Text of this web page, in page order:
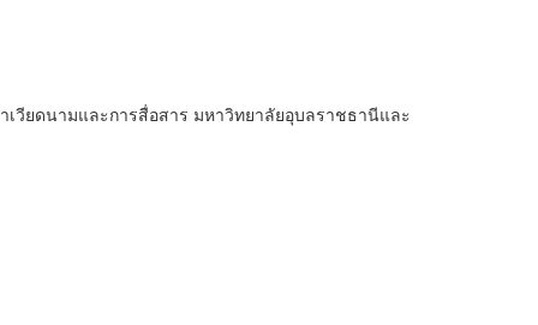
วียดนามและการสื่อสาร มหาวิทยาลัยอุบลราชธานีและ